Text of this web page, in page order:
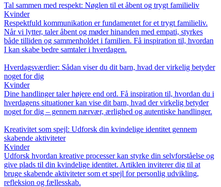
Tal sammen med respekt: Nøglen til et åbent og trygt familieliv
Kvinder
Respektfuld kommunikation er fundamentet for et trygt familieliv.
Når vi lytter, taler åbent og møder hinanden med empati, styrkes
både tilliden og sammenholdet i familien. Få inspiration til, hvordan
I kan skabe bedre samtaler i hverdagen.
Hverdagsværdier: Sådan viser du dit barn, hvad der virkelig betyder
noget for dig
Kvinder
Dine handlinger taler højere end ord. Få inspiration til, hvordan du i
hverdagens situationer kan vise dit barn, hvad der virkelig betyder
noget for dig – gennem nærvær, ærlighed og autentiske handlinger.
Kreativitet som spejl: Udforsk din kvindelige identitet gennem
skabende aktiviteter
Kvinder
Udforsk hvordan kreative processer kan styrke din selvforståelse og
give plads til din kvindelige identitet. Artiklen inviterer dig til at
bruge skabende aktiviteter som et spejl for personlig udvikling,
refleksion og fællesskab.